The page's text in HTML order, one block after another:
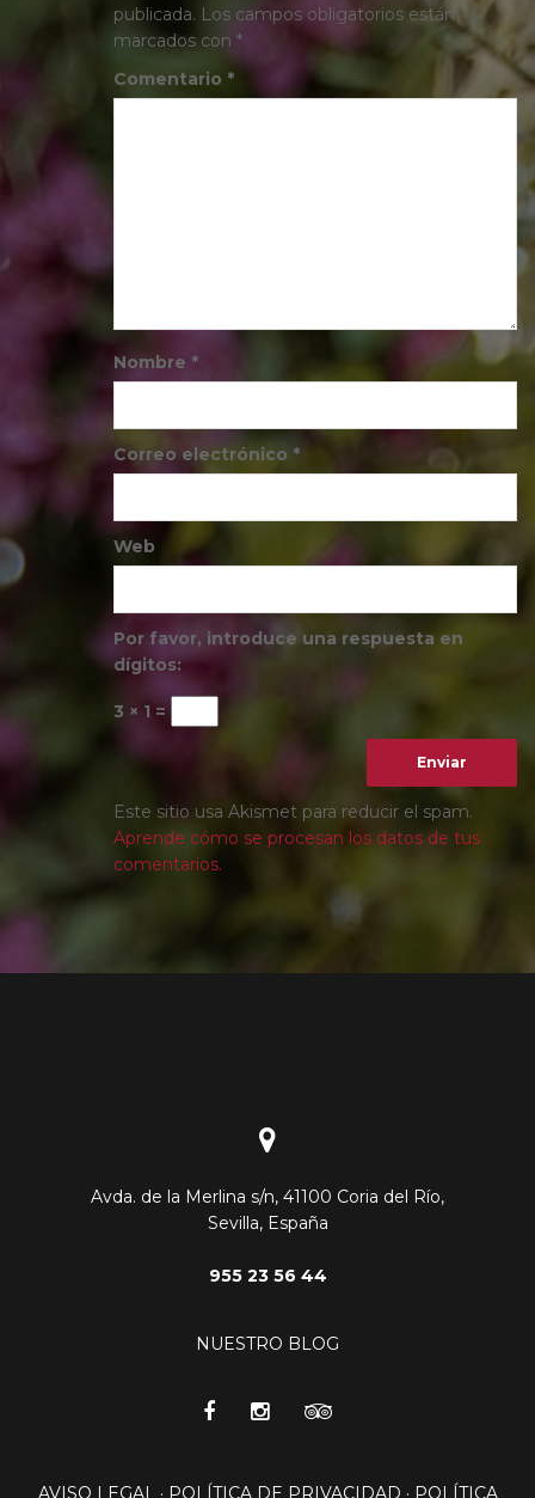
publicada. Los campos obligatorios están
marcados con *
Comentario *
Nombre *
Correo electrónico *
Web
Por favor, introduce una respuesta en
dígitos:
3 × 1 =
Este sitio usa Akismet para reducir el spam.
Aprende cómo se procesan los datos de tus
comentarios.
Avda. de la Merlina s/n, 41100 Coria del Río,
Sevilla, España
955 23 56 44
NUESTRO BLOG
AVISO LEGAL · POLÍTICA DE PRIVACIDAD · POLÍTICA